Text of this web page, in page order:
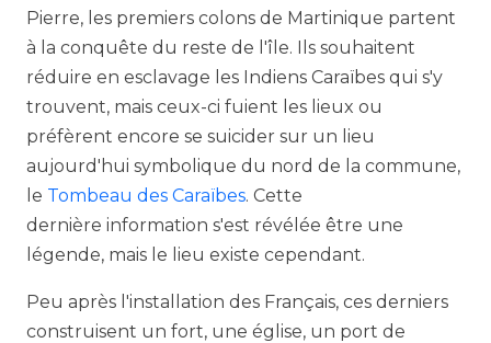
Pierre, les premiers colons de Martinique partent
à la conquête du reste de l'île. Ils souhaitent
réduire en esclavage les Indiens Caraïbes qui s'y
trouvent, mais ceux-ci fuient les lieux ou
préfèrent encore se suicider sur un lieu
aujourd'hui symbolique du nord de la commune,
le Tombeau des Caraïbes. Cette
dernière information s'est révélée être une
légende, mais le lieu existe cependant.
Peu après l'installation des Français, ces derniers
construisent un fort, une église, un port de